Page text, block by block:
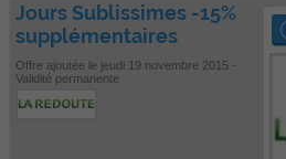
Jours Sublissimes -15%
supplémentaires
Offre ajoutée le jeudi 19 novembre 2015 -
Validité permanente